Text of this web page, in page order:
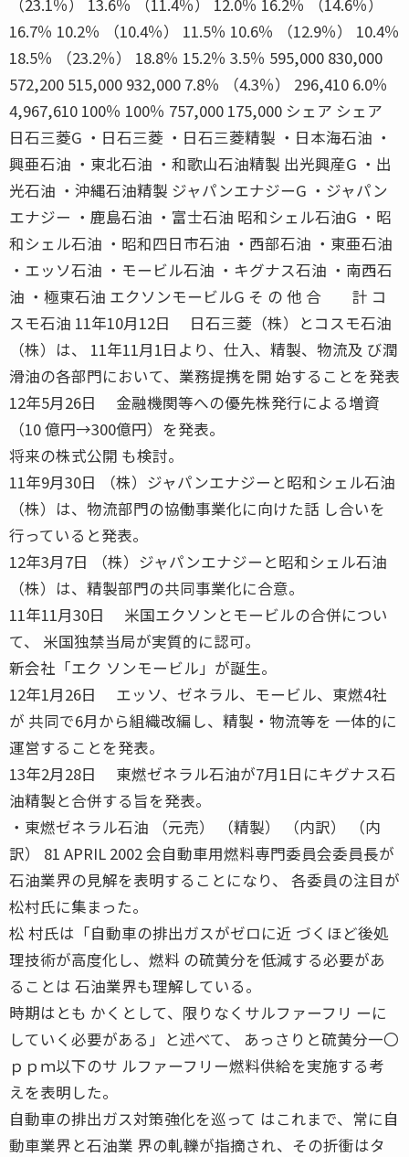
16.7％ 10.2％ （10.4％） 11.5％ 10.6％ （12.9％） 10.4％
18.5％ （23.2％） 18.8％ 15.2％ 3.5％ 595,000 830,000
572,200 515,000 932,000 7.8％ （4.3％） 296,410 6.0％
4,967,610 100％ 100％ 757,000 175,000 シェア シェア
日石三菱G ・日石三菱 ・日石三菱精製 ・日本海石油 ・
興亜石油 ・東北石油 ・和歌山石油精製 出光興産G ・出
光石油 ・沖縄石油精製 ジャパンエナジーG ・ジャパン
エナジー ・鹿島石油 ・富士石油 昭和シェル石油G ・昭
和シェル石油 ・昭和四日市石油 ・西部石油 ・東亜石油
・エッソ石油 ・モービル石油 ・キグナス石油 ・南西石
油 ・極東石油 エクソンモービルG そ の 他 合 計 コ
スモ石油 11年10月12日 日石三菱（株）とコスモ石油
（株）は、 11年11月1日より、仕入、精製、物流及 び潤
滑油の各部門において、業務提携を開 始することを発表
12年5月26日 金融機関等への優先株発行による増資
（10 億円→300億円）を発表。
将来の株式公開 も検討。
11年9月30日 （株）ジャパンエナジーと昭和シェル石油
（株）は、物流部門の協働事業化に向けた話 し合いを
行っていると発表。
12年3月7日 （株）ジャパンエナジーと昭和シェル石油
（株）は、精製部門の共同事業化に合意。
11年11月30日 米国エクソンとモービルの合併につい
て、 米国独禁当局が実質的に認可。
新会社「エク ソンモービル」が誕生。
12年1月26日 エッソ、ゼネラル、モービル、東燃4社
が 共同で6月から組織改編し、精製・物流等を 一体的に
運営することを発表。
13年2月28日 東燃ゼネラル石油が7月1日にキグナス石
油精製と合併する旨を発表。
・東燃ゼネラル石油 （元売） （精製） （内訳） （内
訳） 81 APRIL 2002 会自動車用燃料専門委員会委員長が
石油業界の見解を表明することになり、 各委員の注目が
松村氏に集まった。
松 村氏は「自動車の排出ガスがゼロに近 づくほど後処
理技術が高度化し、燃料 の硫黄分を低減する必要があ
ることは 石油業界も理解している。
時期はとも かくとして、限りなくサルファーフリ ーに
していく必要がある」と述べて、 あっさりと硫黄分一〇
ｐｐｍ以下のサ ルファーフリー燃料供給を実施する考
えを表明した。
自動車の排出ガス対策強化を巡って はこれまで、常に自
動車業界と石油業 界の軋轢が指摘され、その折衝はタ